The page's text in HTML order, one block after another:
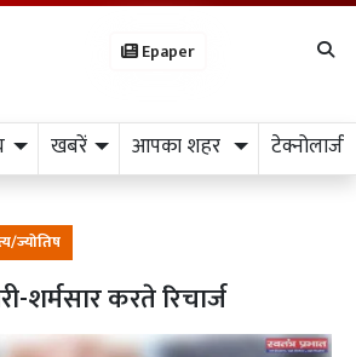
Epaper
खबरें आपका शहर टेक्नोलाजी
ज्योतिष
शर्मसार करते रिचार्ज